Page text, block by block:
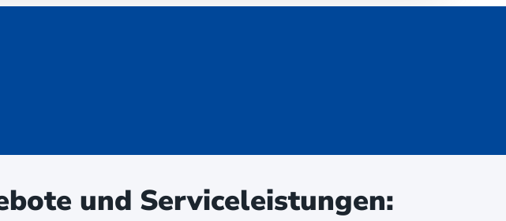
und Serviceleistungen: